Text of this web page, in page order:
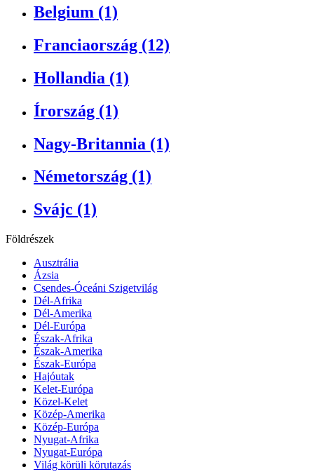
Belgium (1)
Franciaország (12)
Hollandia (1)
Írország (1)
Nagy-Britannia (1)
Németország (1)
Svájc (1)
Földrészek
Ausztrália
Ázsia
Csendes-Óceáni Szigetvilág
Dél-Afrika
Dél-Amerika
Dél-Európa
Észak-Afrika
Észak-Amerika
Észak-Európa
Hajóutak
Kelet-Európa
Közel-Kelet
Közép-Amerika
Közép-Európa
Nyugat-Afrika
Nyugat-Európa
Világ körüli körutazás